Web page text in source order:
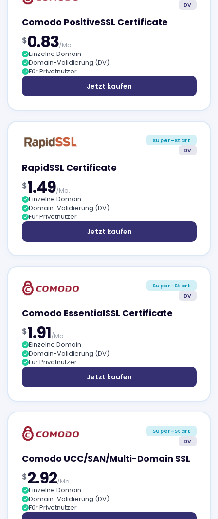
DV
Comodo PositiveSSL Certificate
$0.83/Mo.
Einzelne Domain
Domain-Validierung (DV)
Für Privatnutzer
Jetzt kaufen
Super-Start
DV
RapidSSL Certificate
$1.49/Mo.
Einzelne Domain
Domain-Validierung (DV)
Für Privatnutzer
Jetzt kaufen
Super-Start
DV
Comodo EssentialSSL Certificate
$1.91/Mo.
Einzelne Domain
Domain-Validierung (DV)
Für Privatnutzer
Jetzt kaufen
Super-Start
DV
Comodo UCC/SAN/Multi-Domain SSL
$2.92/Mo.
Einzelne Domain
Domain-Validierung (DV)
Für Privatnutzer